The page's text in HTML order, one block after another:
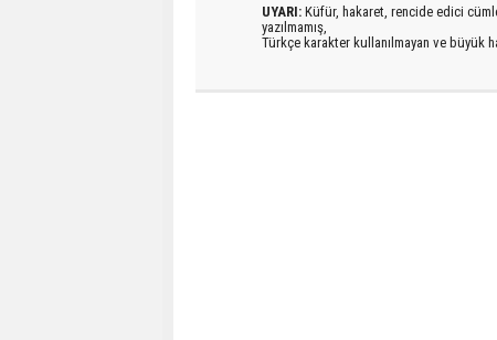
UYARI: Küfür, hakaret, rencide edici
yazılmamış,
Türkçe karakter kullanılmayan ve büyük